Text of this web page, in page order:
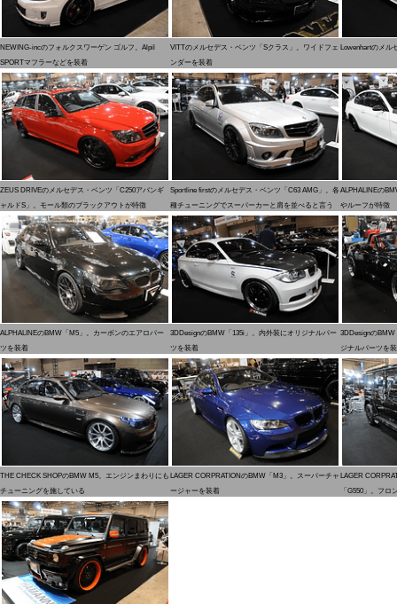
NEWING-incのフォルクスワーゲン ゴルフ。Alpil
SPORTマフラーなどを装着
VITTのメルセデス・ベンツ「Sクラス」。ワイドフェ
ンダーを装着
Lowenhartのメル
ZEUS DRIVEのメルセデス・ベンツ「C250アバンギ
ャルドS」。モール類のブラックアウトが特徴
Sportline firstのメルセデス・ベンツ「C63 AMG」。各
種チューニングでスーパーカーと肩を並べると言う
ALPHALINEの
やルーフが特徴
ALPHALINEのBMW「M5」。カーボンのエアロパー
ツを装着
3DDesignのBMW「135i」。内外装にオリジナルパー
ツを装着
3DDesignの
ジナルパーツを
THE CHECK SHOPのBMW M5。エンジンまわりにも
チューニングを施している
LAGER CORPRATIONのBMW「M3」。スーパーチャ
ージャーを装着
LAGER
「G550」。フロ